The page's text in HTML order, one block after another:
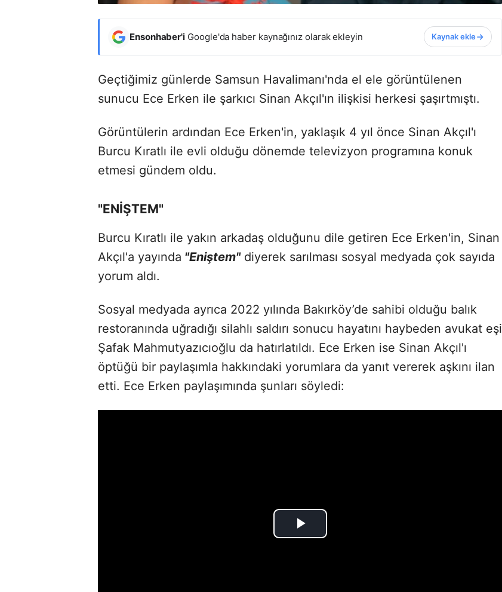
Ensonhaber'i Google'da haber kaynağınız olarak ekleyin Kaynak ekle
Geçtiğimiz günlerde Samsun Havalimanı'nda el ele görüntülenen
sunucu Ece Erken ile şarkıcı Sinan Akçıl'ın ilişkisi herkesi şaşırtmıştı.
Görüntülerin ardından Ece Erken'in, yaklaşık 4 yıl önce Sinan Akçıl'ı
Burcu Kıratlı ile evli olduğu dönemde televizyon programına konuk
etmesi gündem oldu.
"ENİŞTEM"
Burcu Kıratlı ile yakın arkadaş olduğunu dile getiren Ece Erken'in, Sinan
Akçıl'a yayında "Eniştem"diyerek sarılması sosyal medyada çok sayıda
yorum aldı.
Sosyal medyada ayrıca 2022 yılında Bakırköy’de sahibi olduğu balık
restoranında uğradığı silahlı saldırı sonucu hayatını haybeden avukat eşi
Şafak Mahmutyazıcıoğlu da hatırlatıldı. Ece Erken ise Sinan Akçıl'ı
öptüğü bir paylaşımla hakkındaki yorumlara da yanıt vererek aşkını ilan
etti. Ece Erken paylaşımında şunları söyledi: